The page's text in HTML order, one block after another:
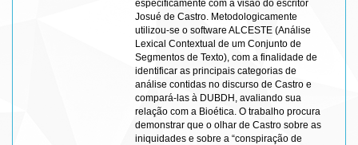
especificamente com a visão do escritor
Josué de Castro. Metodologicamente
utilizou-se o software ALCESTE (Análise
Lexical Contextual de um Conjunto de
Segmentos de Texto), com a finalidade de
identificar as principais categorias de
análise contidas no discurso de Castro e
compará-las à DUBDH, avaliando sua
relação com a Bioética. O trabalho procura
demonstrar que o olhar de Castro sobre as
iniquidades e sobre a “conspiração de